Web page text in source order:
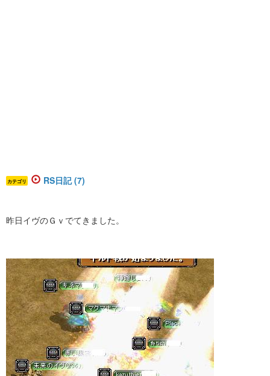
カテゴリ RS日記 (7)
昨日イヴのＧｖでてきました。